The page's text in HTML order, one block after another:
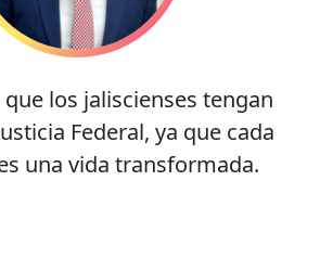
que los jaliscienses tengan
Federal, ya que cada
una vida transformada.